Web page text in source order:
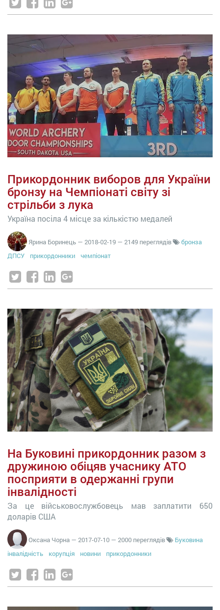
Прикордонник виборов для України
бронзу на Чемпіонаті світу зі
стрільби з лука
Україна посіла 4 місце за кількістю медалей
Ярина Боринець — 2018-02-19 — 2149 переглядів
бронза
ДПСУ
прикордонники чемпіонат
На Буковині прикордонник разом з
дружиною обіцяв учаснику АТО
посприяти в одержанні групи
інвалідності
За це військовослужбовець мав заплатити 650
доларів США
Оксана Чорна — 2017-07-10 — 2000 переглядів
Буковина
інвалідність
корупція новини прикордонники